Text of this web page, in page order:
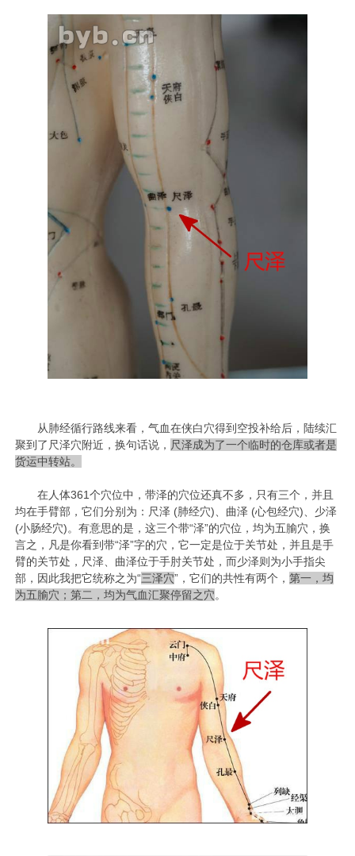
从肺经循行路线来看，气血在侠白穴得到空投补给后，陆续汇
聚到了尺泽穴附近，换句话说， 尺泽成为了一个临时的仓库或者是
货运中转站。
在人体361个穴位中，带泽的穴位还真不多，只有三个，并且
均在手臂部，它们分别为： 尺泽 (肺经穴)、 曲泽 (心包经穴)、 少泽
(小肠经穴)。有意思的是，这三个带“泽”的穴位，均为五腧穴，换
言之，凡是你看到带“泽”字的穴，它一定是位于关节处，并且是手
臂的关节处，尺泽、曲泽位于手肘关节处，而少泽则为小手指尖
部，因此我把它统称之为“三泽穴”，它们的共性有两个，第一，均
为五腧穴；第二，均为气血汇聚停留之穴。